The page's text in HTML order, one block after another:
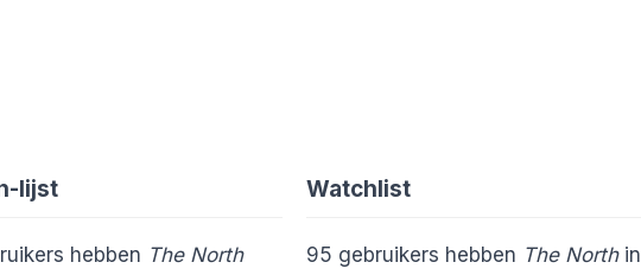
lijst
hebben The North
Watchlist
95 gebruikers hebben The Northin